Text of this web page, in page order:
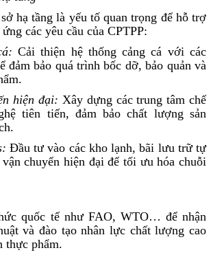
hạ tầng là yếu tố quan trọng để hỗ trợ
các yêu cầu của CPTPP:
Cải thiện hệ thống cảng cá với các
đảm bảo quá trình bốc dỡ, bảo quản và
hiện đại: Xây dựng các trung tâm chế
tiên tiến, đảm bảo chất lượng sản
Đầu tư vào các kho lạnh, bãi lưu trữ tự
chuyển hiện đại để tối ưu hóa chuỗi
quốc tế như FAO, WTO… để nhận
và đào tạo nhân lực chất lượng cao
thực phẩm.